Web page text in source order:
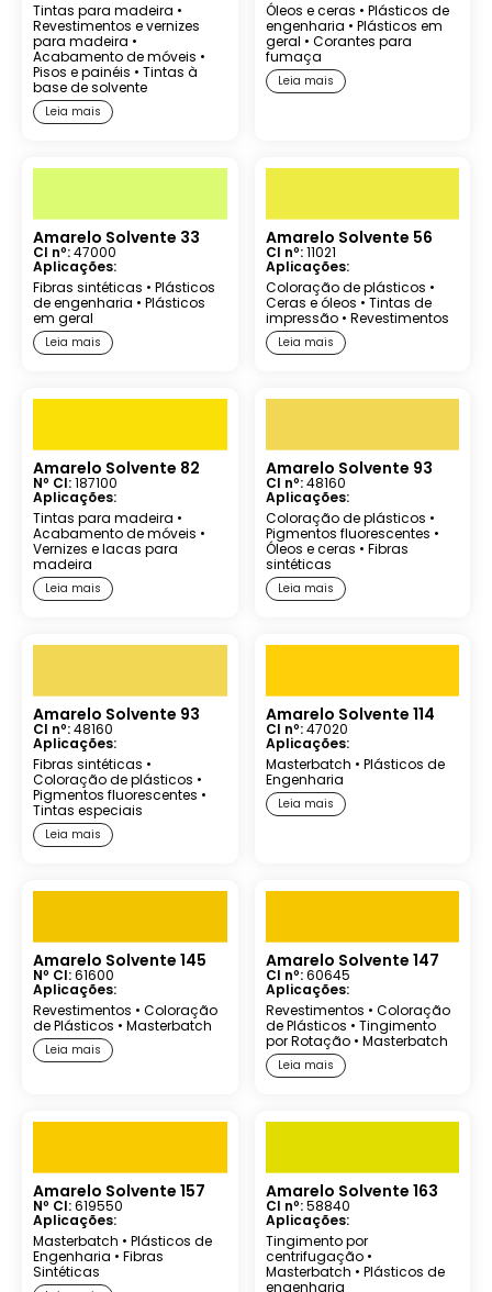
Tintas para madeira •
Revestimentos e vernizes
para madeira •
Acabamento de móveis •
Pisos e painéis • Tintas à
base de solvente
Leia mais
Óleos e ceras • Plásticos de
engenharia • Plásticos em
geral • Corantes para
fumaça
Leia mais
Amarelo Solvente 33
CI nº:47000
Aplicações:
Fibras sintéticas • Plásticos
de engenharia • Plásticos
em geral
Leia mais
Amarelo Solvente 56
CI nº:11021
Aplicações:
Coloração de plásticos •
Ceras e óleos • Tintas de
impressão• Revestimentos
Leia mais
Amarelo Solvente 82
Nº CI:187100
Aplicações:
Tintas para madeira •
Acabamento de móveis •
Vernizes e lacas para
madeira
Leia mais
Amarelo Solvente 93
CI nº:48160
Aplicações:
Coloração de plásticos •
Pigmentos fluorescentes •
Óleos e ceras • Fibras
sintéticas
Leia mais
Amarelo Solvente 93
CI nº:48160
Aplicações:
Fibras sintéticas •
Coloração de plásticos •
Pigmentos fluorescentes •
Tintas especiais
Leia mais
Amarelo Solvente 114
CI nº:47020
Aplicações:
Masterbatch • Plásticos de
Engenharia
Leia mais
Amarelo Solvente 145
Nº CI:61600
Aplicações:
Revestimentos • Coloração
de Plásticos • Masterbatch
Leia mais
Amarelo Solvente 147
CI nº:60645
Aplicações:
Revestimentos • Coloração
de Plásticos • Tingimento
por Rotação• Masterbatch
Leia mais
Amarelo Solvente 157
Nº CI:619550
Aplicações:
Masterbatch • Plásticos de
Engenharia • Fibras
Sintéticas
Amarelo Solvente 163
CI nº:58840
Aplicações:
Tingimento por
centrifugação•
Masterbatch • Plásticos de
engenharia